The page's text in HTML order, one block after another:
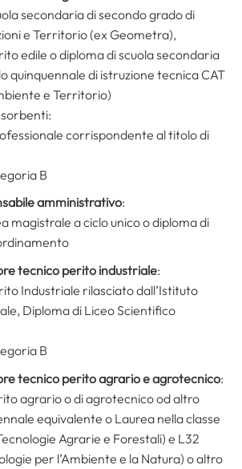
secondaria di secondo grado di
e Territorio (ex Geometra),
edile o diploma di scuola secondaria
quinquennale di istruzione tecnica CAT
e Territorio)
corrispondente al titolo di
B
amministrativo:
magistrale a ciclo unico o diploma di
tecnico perito industriale:
Industriale rilasciato dall’Istituto
Diploma di Liceo Scientifico
B
tecnico perito agrario e agrotecnico:
agrario o di agrotecnico od altro
equivalente o Laurea nella classe
Agrarie e Forestali) e L32
per l’Ambiente e la Natura) o altro